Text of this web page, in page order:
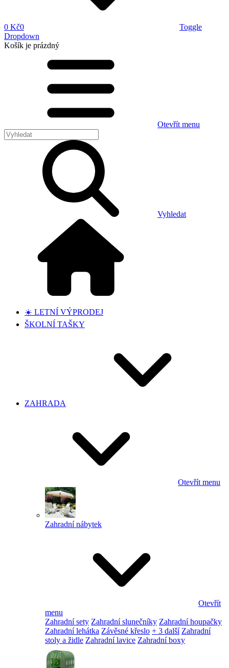
0 Kč0
Toggle
Dropdown
Košík je prázdný
Otevřít menu
Vyhledat
☀️ LETNÍ VÝPRODEJ
ŠKOLNÍ TAŠKY
ZAHRADA
Otevřít menu
Zahradní nábytek
Otevřít
menu
Zahradní sety Zahradní slunečníky Zahradní houpačky
Zahradní lehátka Závěsné křeslo + 3 další Zahradní
stoly a židle Zahradní lavice Zahradní boxy